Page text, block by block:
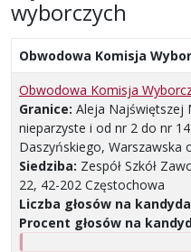
wyborczych
Obwodowa Komisja
Obwodowa Komisja
Granice: Aleja Najświętszej
nieparzyste i od nr 2 do nr
Daszyńskiego, Warszawska
Siedziba: Zespół Szkół
22, 42-202 Częstochowa
Liczba głosów na
Procent głosów na